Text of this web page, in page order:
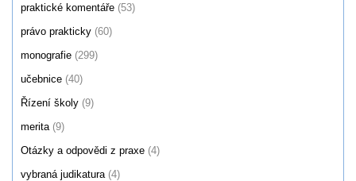
praktické komentáře (53)
právo prakticky (60)
monografie (299)
učebnice (40)
Řízení školy (9)
merita (9)
Otázky a odpovědi z praxe (4)
vybraná judikatura (4)